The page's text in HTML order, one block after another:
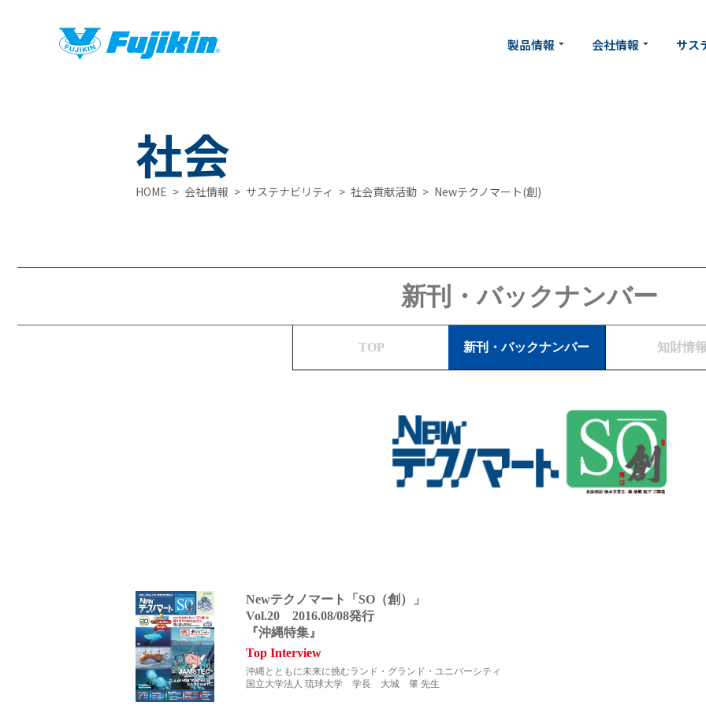
製品情報 arrow_drop_down 会社情報 arrow_drop_down サス
製品情報
製品サポート一覧
医療・ヘルスケア
社会
HOME 会社情報 サステナビリティ 社会貢献活動 Newテクノマート(創)
新刊・バックナンバー
TOP 新刊・バックナンバー 知財情報
Newテクノマート「SO（創）」
Vol.20 2016.08/08発行
『沖縄特集』
Top Interview
沖縄とともに未来に挑むランド・グランド・ユニバーシティ
国立大学法人 琉球大学 学長 大城 肇 先生